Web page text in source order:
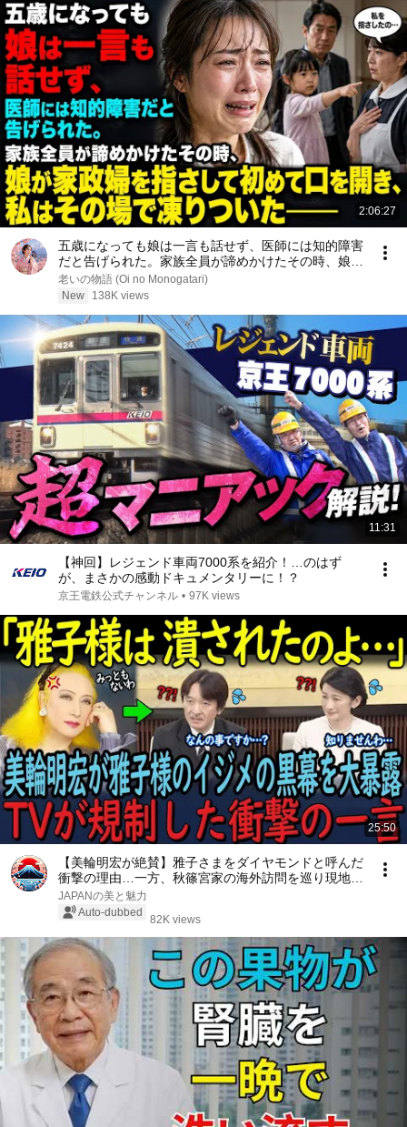
2:06:27
五歳になっても娘は一言も話せず、医師には知的障害
だと告げられた。家族全員が諦めかけたその時、娘が
家政婦を指さして初めて口を開き、私はその場で凍り
ついた――
老いの物語 (Oi no Monogatari)
New
138K views
11:31
【神回】レジェンド車両7000系を紹介！…のはず
が、まさかの感動ドキュメンタリーに！？
京王電鉄公式チャンネル • 97K views
25:50
【美輪明宏が絶賛】雅子さまをダイヤモンドと呼んだ
衝撃の理由…一方、秋篠宮家の海外訪問を巡り現地メ
ディアが報道した内容とは！？【海外の反応】【皇
室】
JAPANの美と魅力
Auto-dubbed
82K views